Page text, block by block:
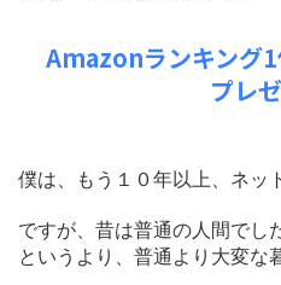
Amazonランキング
プレ
僕は、もう１０年以上、ネッ
ですが、昔は普通の人間でし
というより、普通より大変な